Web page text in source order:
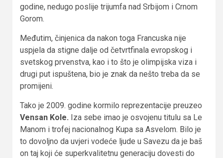
godine, nedugo poslije trijumfa nad Srbijom i Crnom
Gorom.
Međutim, činjenica da nakon toga Francuska nije
uspjela da stigne dalje od četvrtfinala evropskog i
svetskog prvenstva, kao i to što je olimpijska viza i
drugi put ispuštena, bio je znak da nešto treba da se
promijeni.
Tako je 2009. godine kormilo reprezentacije preuzeo
Vensan Kole. Iza sebe imao je osvojenu titulu sa Le
Manom i trofej nacionalnog Kupa sa Asvelom. Bilo je
to dovoljno da uvjeri vodeće ljude u Savezu da je baš
on taj koji će superkvalitetnu generaciju dovesti do